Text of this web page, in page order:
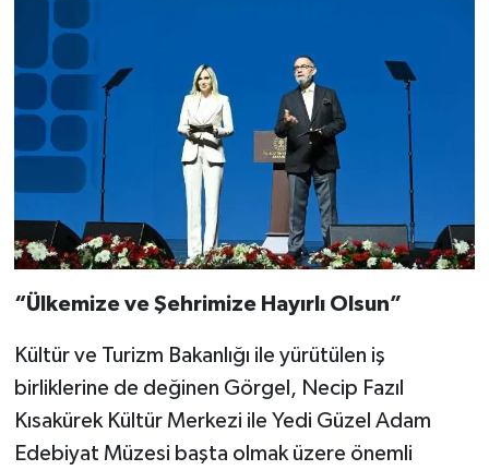
“Ülkemize ve Şehrimize Hayırlı Olsun”
Kültür ve Turizm Bakanlığı ile yürütülen iş
birliklerine de değinen Görgel, Necip Fazıl
Kısakürek Kültür Merkezi ile Yedi Güzel Adam
Edebiyat Müzesi başta olmak üzere önemli